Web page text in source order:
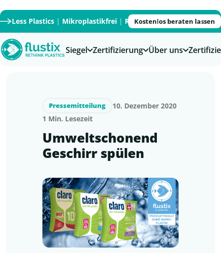
Less Plastics| Mikroplastikfrei| Recycled|Recyclable|
Kostenlos beraten lassen
Siegel Zertifizierung Über uns
Pressemitteilung
10. Dezember 2020
1 Min. Lesezeit
Umweltschonend
Geschirr spülen